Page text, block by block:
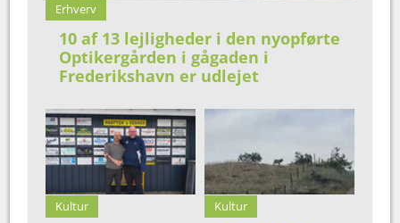
Erhverv
10 af 13 lejligheder i den nyopførte
Optikergården i gågaden i
Frederikshavn er udlejet
Kultur Kultur